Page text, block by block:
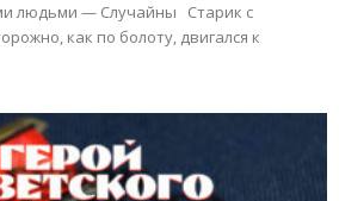
людьми — Случайны Старик с
как по болоту, двигался к